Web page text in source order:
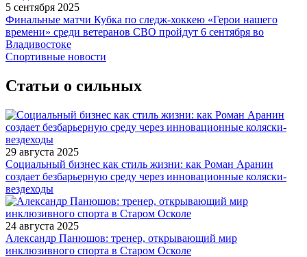
5 сентября 2025
Финальные матчи Кубка по следж-хоккею «Герои нашего
времени» среди ветеранов СВО пройдут 6 сентября во
Владивостоке
Спортивные новости
Статьи о сильных
29 августа 2025
Социальный бизнес как стиль жизни: как Роман Аранин
создает безбарьерную среду через инновационные коляски-
вездеходы
24 августа 2025
Александр Панюшов: тренер, открывающий мир
инклюзивного спорта в Старом Осколе